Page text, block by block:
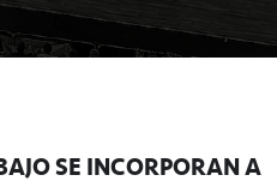
SE INCORPORAN A